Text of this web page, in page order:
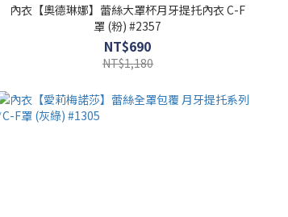
內衣【奧德琳娜】蕾絲大罩杯月牙提托內衣 C-F
罩 (粉) #2357
NT$690
NT$1,180